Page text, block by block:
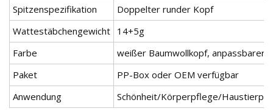
Spitzenspezifikation
Doppelter runder Kopf
Wattestäbchengewicht 14+5g
Farbe
weißer Baumwollkopf, anpassbarer
Paket
PP-Box oder OEM verfügbar
Anwendung
Schönheit/Körperpflege/